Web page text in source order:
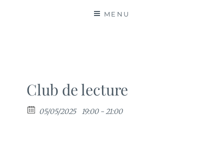
MENU
Club de lecture
05/05/2025 19:00 - 21:00